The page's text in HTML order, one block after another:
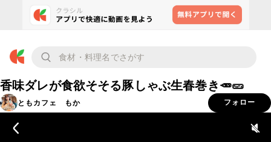
香味ダレが食欲そそる豚しゃぶ生春巻き🥕🥒
ともカフェ もか フォロー